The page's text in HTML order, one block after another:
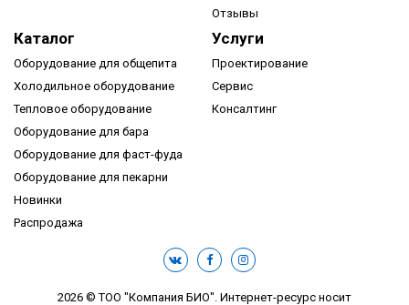
Отзывы
Каталог
Оборудование для общепита
Холодильное оборудование
Тепловое оборудование
Оборудование для бара
Оборудование для фаст-фуда
Оборудование для пекарни
Новинки
Распродажа
Услуги
Проектирование
Сервис
Консалтинг
2026 © ТОО "Компания БИО". Интернет-ресурс носит